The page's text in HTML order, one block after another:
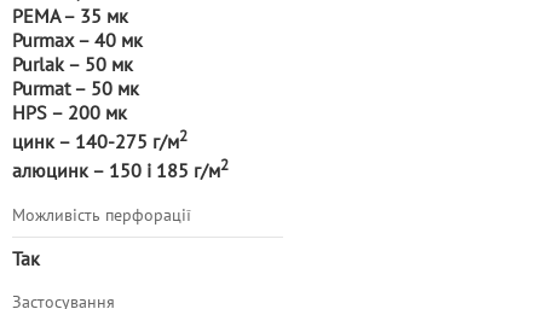
PEМА – 35 мк
Purmax – 40 мк
Purlak – 50 мк
Purmat – 50 мк
HPS – 200 мк
цинк – 140-275 г/м2
алюцинк – 150 і 185 г/м2
Можливість перфорації
Так
Застосування